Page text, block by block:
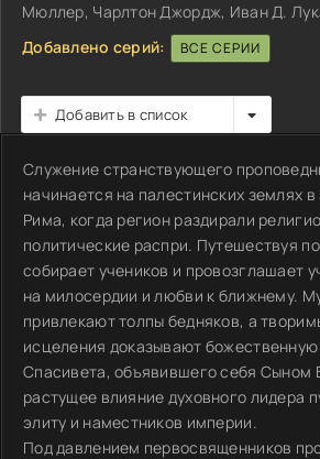
Мюллер, Чарлтон Джордж, Иван Д.
Добавлено серий:
ВСЕ СЕРИИ
Добавить в список
Служение странствующего
начинается на палестинских землях
Рима, когда регион раздирали
политические распри. Путешествуя
собирает учеников и провозглашает
на милосердии и любви к ближнему.
привлекают толпы бедняков, а
исцеления доказывают
Спасивета, объявившего себя Сыном
растущее влияние духовного лидера
элиту и наместников империи.
Под давлением первосвященников